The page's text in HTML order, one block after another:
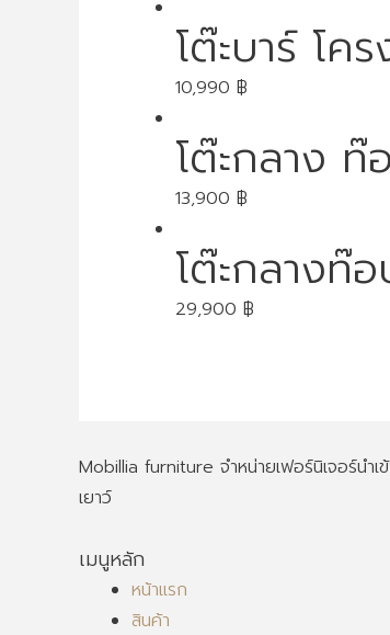
โต๊ะบาร์ โค
10,990 ฿
โต๊ะกลาง
13,900 ฿
โต๊ะกลางท๊
29,900 ฿
Mobillia furniture จำหน่ายเฟอร์นิเจอร์นำ
เยาว์
เมนูหลัก
หน้าแรก
สินค้า